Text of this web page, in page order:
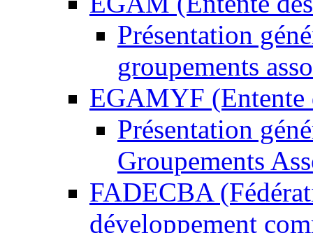
Présentation
groupements
EGAMYF (Entente
Présentation
Groupements
FADECBA
développement